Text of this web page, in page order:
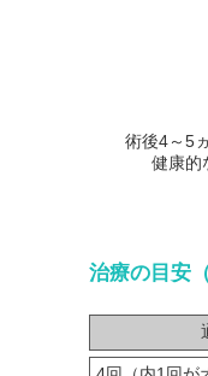
術後4～5
健康的
治療の目安